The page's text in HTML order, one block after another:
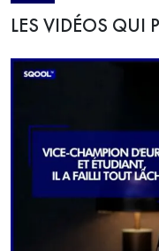
LES VIDÉOS QUI